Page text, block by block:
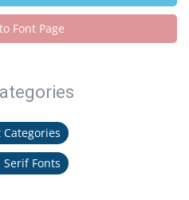
Font Page
Categories
Serif Fonts